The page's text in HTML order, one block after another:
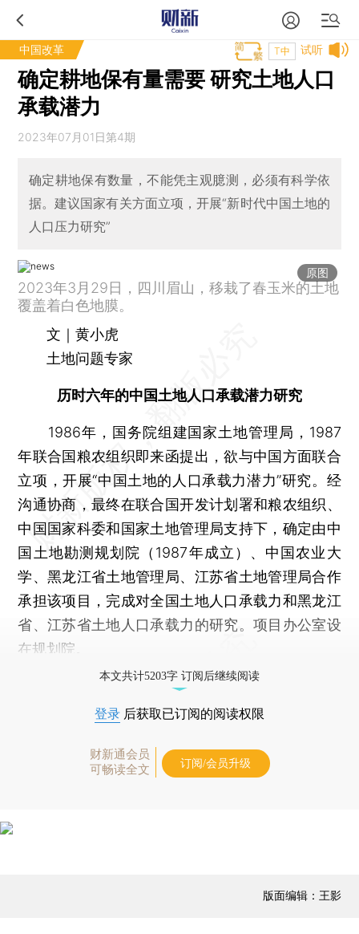
中国改革 试听
T中
确定耕地保有量需要 研究土地人口
承载潜力
2023年07月01日第4期
确定耕地保有数量，不能凭主观臆测，必须有科学依
据。建议国家有关方面立项，开展“新时代中国土地的
人口压力研究”
原图
2023年3月29日，四川眉山，移栽了春玉米的土地
覆盖着白色地膜。
文｜黄小虎
土地问题专家
历时六年的中国土地人口承载潜力研究
1986年，国务院组建国家土地管理局，1987
年联合国粮农组织即来函提出，欲与中国方面联合
立项，开展“中国土地的人口承载力潜力”研究。经
沟通协商，最终在联合国开发计划署和粮农组织、
中国国家科委和国家土地管理局支持下，确定由中
国土地勘测规划院（1987年成立）、中国农业大
学、黑龙江省土地管理局、江苏省土地管理局合作
承担该项目，完成对全国土地人口承载力和黑龙江
省、江苏省土地人口承载力的研究。项目办公室设
在规划院。
本文共计5203字 订阅后继续阅读
登录 后获取已订阅的阅读权限
财新通会员
可畅读全文
订阅/会员升级
版面编辑：王影